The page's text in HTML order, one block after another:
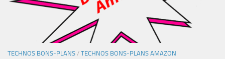
TECHNOS BONS-PLANS / TECHNOS BONS-PLANS AMAZON